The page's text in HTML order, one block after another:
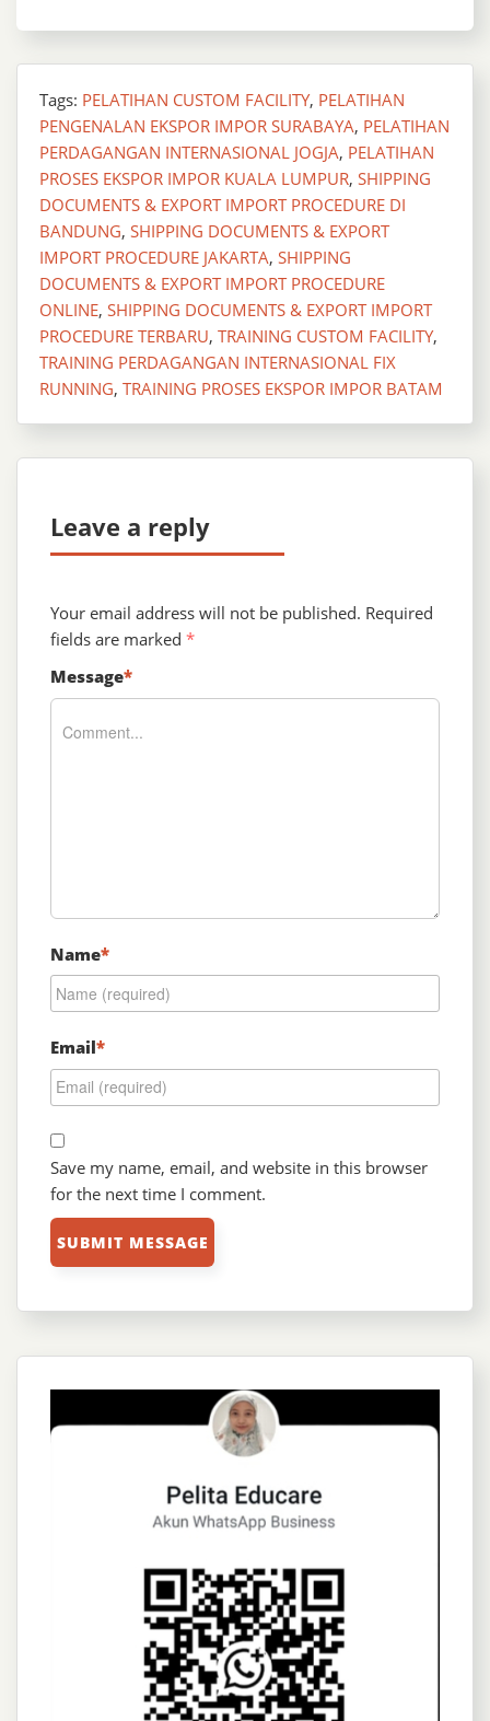
Tags: PELATIHAN CUSTOM FACILITY, PELATIHAN
PENGENALAN EKSPOR IMPOR SURABAYA, PELATIHAN
PERDAGANGAN INTERNASIONAL JOGJA, PELATIHAN
PROSES EKSPOR IMPOR KUALA LUMPUR, SHIPPING
DOCUMENTS & EXPORT IMPORT PROCEDURE DI
BANDUNG, SHIPPING DOCUMENTS & EXPORT
IMPORT PROCEDURE JAKARTA, SHIPPING
DOCUMENTS & EXPORT IMPORT PROCEDURE
ONLINE, SHIPPING DOCUMENTS & EXPORT IMPORT
PROCEDURE TERBARU, TRAINING CUSTOM FACILITY,
TRAINING PERDAGANGAN INTERNASIONAL FIX
RUNNING, TRAINING PROSES EKSPOR IMPOR BATAM
Leave a reply
Your email address will not be published. Required
fields are marked *
Message*
Name*
Email*
Save my name, email, and website in this browser
for the next time I comment.